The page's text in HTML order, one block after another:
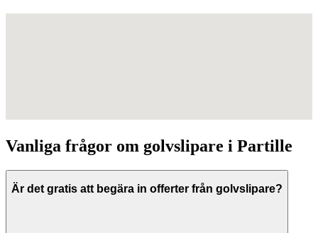
Vanliga frågor om golvslipare i Partille
Är det gratis att begära in offerter från golvslipare?